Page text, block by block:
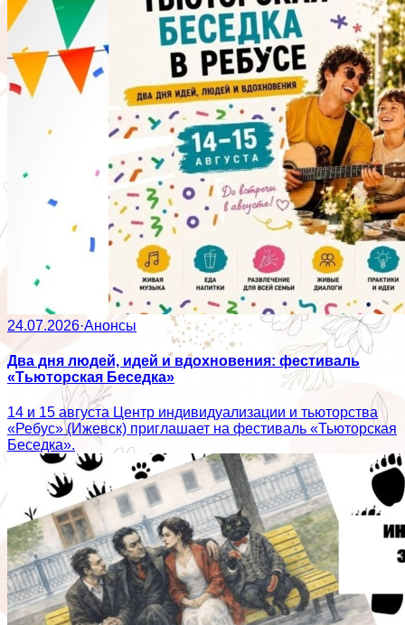
24.07.2026·Анонсы
Два дня людей, идей и вдохновения: фестиваль
«Тьюторская Беседка»
14 и 15 августа Центр индивидуализации и тьюторства
«Ребус» (Ижевск) приглашает на фестиваль «Тьюторская
Беседка».